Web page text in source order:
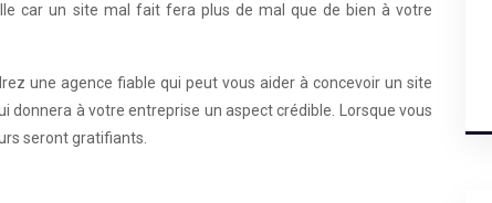
car un site mal fait fera plus de mal que de bien à votre
une agence fiable qui peut vous aider à concevoir un site
à votre entreprise un aspect crédible. Lorsque vous
seront gratifiants.